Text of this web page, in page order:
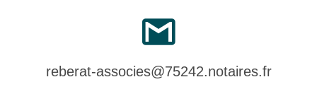
reberat-associes@75242.notaires.fr